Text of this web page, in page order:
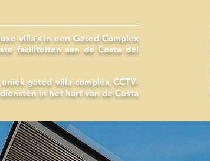
villa’s in een Gated Complex
faciliteiten aan de Costa del
gated villa complex CCTV-
in het hart van de Costa